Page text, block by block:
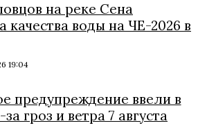
на реке Сена
качества воды на ЧЕ-2026 в
19:04
предупреждение ввели в
гроз и ветра 7 августа